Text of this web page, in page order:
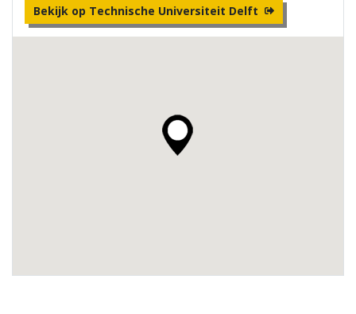
Bekijk op Technische Universiteit Delft